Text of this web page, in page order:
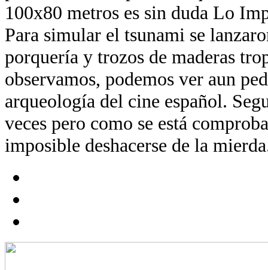
100x80 metros es sin duda Lo
Para simular el tsunami se
porquería y trozos de maderas
observamos, podemos ver aun
arqueología del cine español.
veces pero como se está
imposible deshacerse de la